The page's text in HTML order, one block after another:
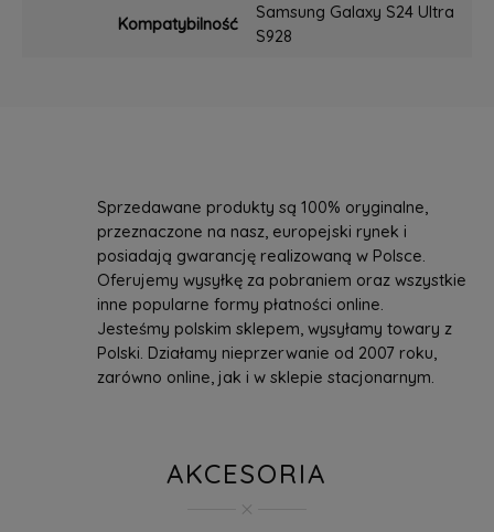
Kompatybilność
Samsung Galaxy S24 Ultra
S928
Sprzedawane produkty są 100% oryginalne,
przeznaczone na nasz, europejski rynek i
posiadają gwarancję realizowaną w Polsce.
Oferujemy wysyłkę za pobraniem oraz wszystkie
inne popularne formy płatności online.
Jesteśmy polskim sklepem, wysyłamy towary z
Polski. Działamy nieprzerwanie od 2007 roku,
zarówno online, jak i w sklepie stacjonarnym.
AKCESORIA